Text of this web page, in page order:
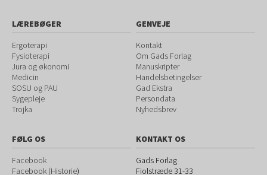
LÆREBØGER
Ergoterapi
Fysioterapi
Jura og økonomi
Medicin
SOSU og PAU
Sygepleje
Trojka
GENVEJE
Kontakt
Om Gads Forlag
Manuskripter
Handelsbetingelser
Gad Ekstra
Persondata
Nyhedsbrev
FØLG OS
Facebook
Facebook (Historie)
KONTAKT OS
Gads Forlag
Fiolstræde 31-33